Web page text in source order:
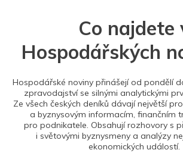
Co najdete
Hospodářských
Hospodářské noviny přinášejí od pondělí
zpravodajství se silnými analytickými
Ze všech českých deníků dávají největší
a byznysovým informacím, finančním
pro podnikatele. Obsahují rozhovory s
i světovými byznysmeny a analýzy
ekonomických událostí.